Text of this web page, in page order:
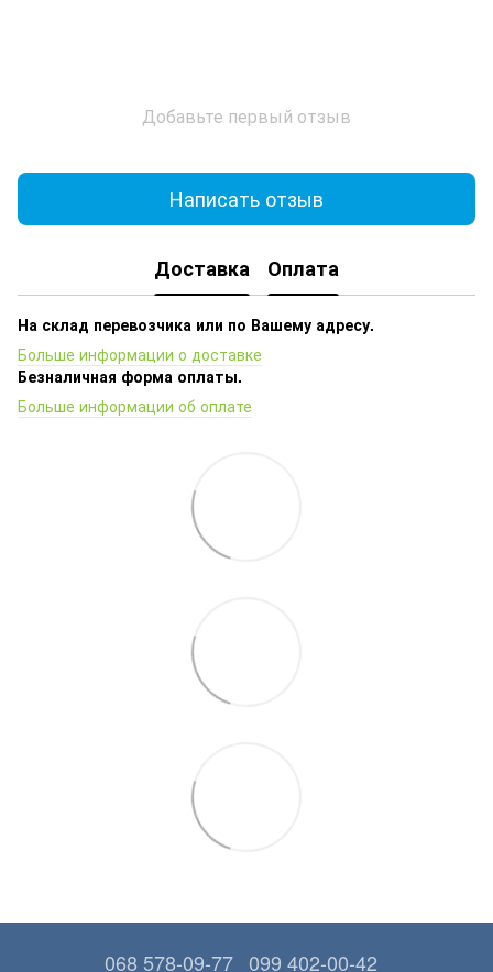
Добавьте первый отзыв
Написать отзыв
Доставка Оплата
На склад перевозчика или по Вашему адресу.
Больше информации о доставке
Безналичная форма оплаты.
Больше информации об оплате
068 578-09-77 099 402-00-42